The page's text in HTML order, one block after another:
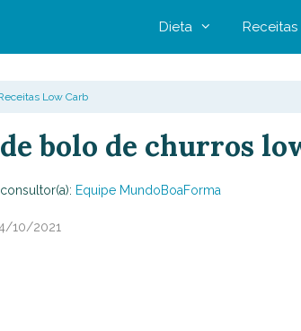
Dieta Receitas
Low Carb
bolo de churros
Equipe MundoBoaForma
10/2021